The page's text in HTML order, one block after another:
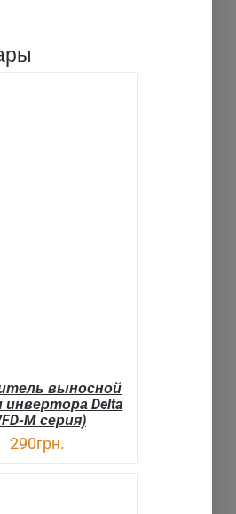
выносной
инвертора Delta
M серия)
290грн.